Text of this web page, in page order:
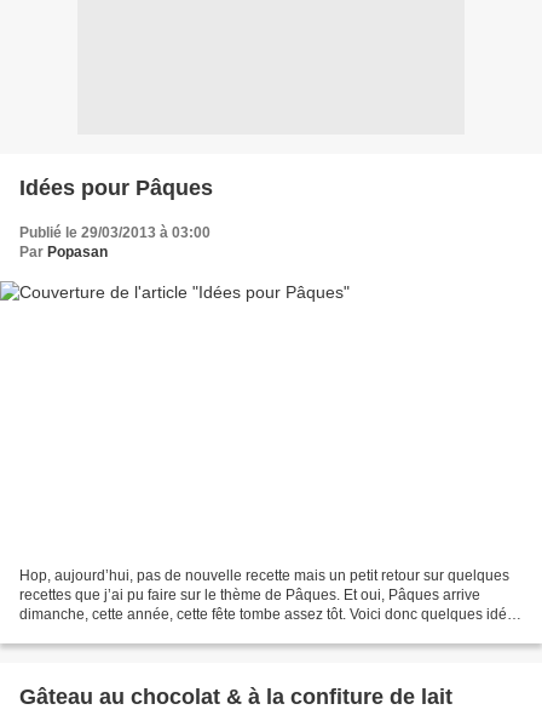
Idées pour Pâques
Publié le 29/03/2013 à 03:00
Par Popasan
Hop, aujourd’hui, pas de nouvelle recette mais un petit retour sur quelques
recettes que j’ai pu faire sur le thème de Pâques. Et oui, Pâques arrive
dimanche, cette année, cette fête tombe assez tôt. Voici donc quelques idées
Gâteau au chocolat & à la confiture de lait